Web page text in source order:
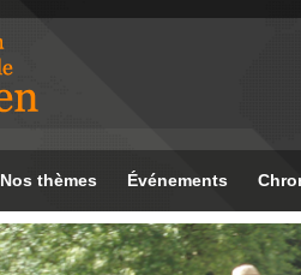
Nos thèmes Événements